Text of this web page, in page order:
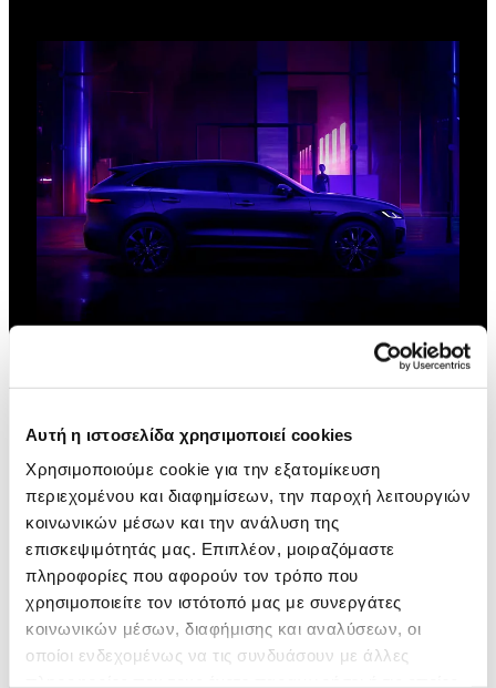
Αυτή η ιστοσελίδα χρησιμοποιεί cookies
Χρησιμοποιούμε cookie για την εξατομίκευση
περιεχομένου και διαφημίσεων, την παροχή λειτουργιών
κοινωνικών μέσων και την ανάλυση της
επισκεψιμότητάς μας. Επιπλέον, μοιραζόμαστε
πληροφορίες που αφορούν τον τρόπο που
χρησιμοποιείτε τον ιστότοπό μας με συνεργάτες
κοινωνικών μέσων, διαφήμισης και αναλύσεων, οι
οποίοι ενδεχομένως να τις συνδυάσουν με άλλες